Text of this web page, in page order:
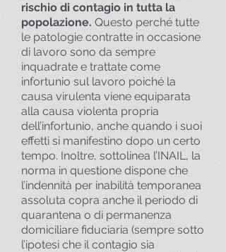
rischio di contagio in tutta la
popolazione. Questo perché tutte
le patologie contratte in occasione
di lavoro sono da sempre
inquadrate e trattate come
infortunio sul lavoro poiché la
causa virulenta viene equiparata
alla causa violenta propria
dell’infortunio, anche quando i suoi
effetti si manifestino dopo un certo
tempo. Inoltre, sottolinea l’INAIL, la
norma in questione dispone che
l’indennità per inabilità temporanea
assoluta copra anche il periodo di
quarantena o di permanenza
domiciliare fiduciaria (sempre sotto
l’ipotesi che il contagio sia